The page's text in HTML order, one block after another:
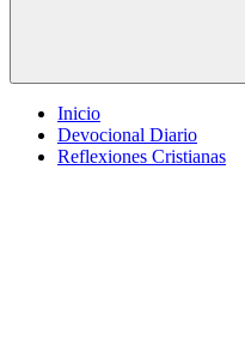
Inicio
Devocional Diario
Reflexiones Cristianas